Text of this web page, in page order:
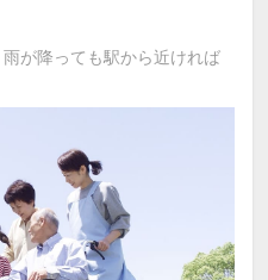
が降っても駅から近ければ